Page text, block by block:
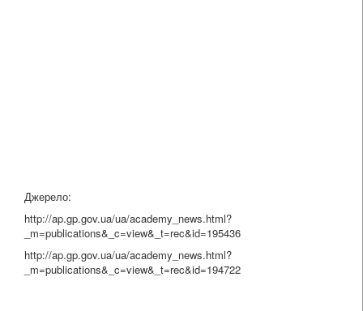
Джерело:
http://ap.gp.gov.ua/ua/academy_news.html?
_m=publications&_c=view&_t=rec&id=195436
http://ap.gp.gov.ua/ua/academy_news.html?
_m=publications&_c=view&_t=rec&id=194722